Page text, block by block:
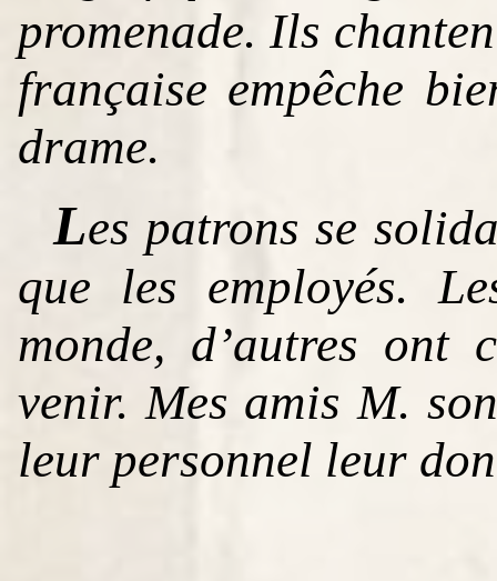
promenade. Ils
française empêche
drame.
Les patrons se
que les employés.
monde, d’autres
venir. Mes amis M.
leur personnel leur